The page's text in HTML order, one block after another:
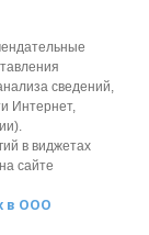
сведений,
Интернет,
в виджетах
сайте
в ООО